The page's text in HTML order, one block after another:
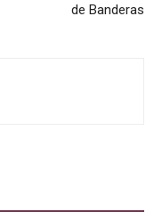
de Banderas